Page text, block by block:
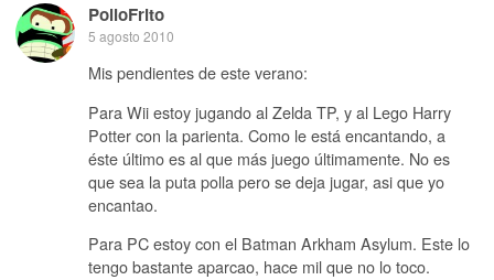
PolloFrito
5 agosto 2010
Mis pendientes de este verano:
Para Wii estoy jugando al Zelda TP, y al Lego Harry
Potter con la parienta. Como le está encantando, a
éste último es al que más juego últimamente. No es
que sea la puta polla pero se deja jugar, asi que yo
encantao.
Para PC estoy con el Batman Arkham Asylum. Este lo
tengo bastante aparcao, hace mil que no lo toco.